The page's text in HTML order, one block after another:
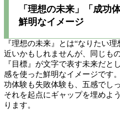
「理想の未来」「成功
鮮明なイメージ
『理想の未来』とは“なりたい
近いかもしれませんが、同じも
『目標』が文字で表す未来だと
感を使った鮮明なイメージです
功体験も失敗体験も、五感でし
それを起点にギャップを埋めよ
ります。